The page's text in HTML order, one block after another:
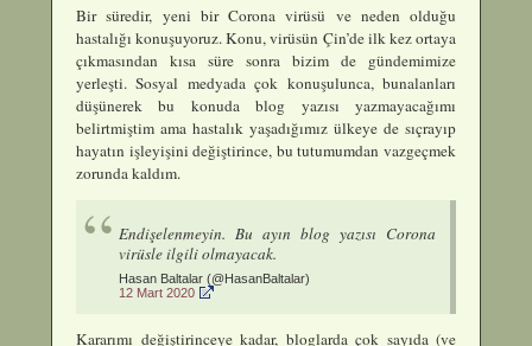
Bir süredir, yeni bir Corona virüsü ve neden olduğu
hastalığı konuşuyoruz. Konu, virüsün Çin’de ilk kez ortaya
çıkmasından kısa süre sonra bizim de gündemimize
yerleşti. Sosyal medyada çok konuşulunca, bunalanları
düşünerek bu konuda blog yazısı yazmayacağımı
belirtmiştim ama hastalık yaşadığımız ülkeye de sıçrayıp
hayatın işleyişini değiştirince, bu tutumumdan vazgeçmek
zorunda kaldım.
Endişelenmeyin. Bu ayın blog yazısı Corona
virüsle ilgili olmayacak.
Hasan Baltalar (@HasanBaltalar)
12 Mart 2020
Kararımı değiştirinceye kadar, bloglarda çok sayıda (ve